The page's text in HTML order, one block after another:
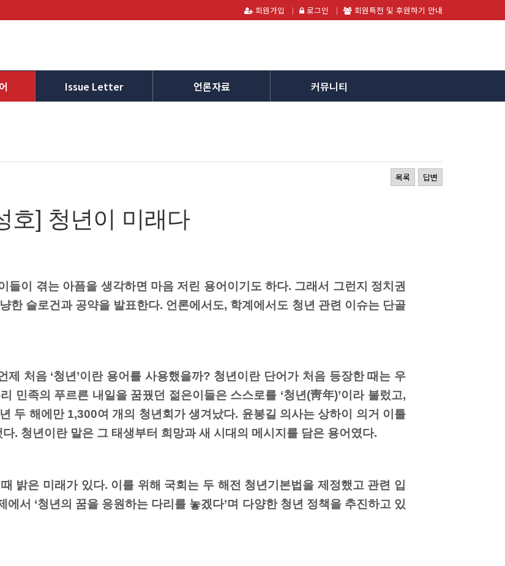
회원가입 로그인 회원특전 및 후원하기 안내
Issue Letter 언론자료 커뮤니티
목록 답변
호] 청년이 미래다
들이 겪는 아픔을 생각하면 마음 저린 용어이기도 하다. 그래서 그런지 정치권
한 슬로건과 공약을 발표한다. 언론에서도, 학계에서도 청년 관련 이슈는 단골
처음 ‘청년’이란 용어를 사용했을까? 청년이란 단어가 처음 등장한 때는 우
민족의 푸르른 내일을 꿈꿨던 젊은이들은 스스로를 ‘청년(靑年)’이라 불렀고,
두 해에만 1,300여 개의 청년회가 생겨났다. 윤봉길 의사는 상하이 의거 이틀
. 청년이란 말은 그 태생부터 희망과 새 시대의 메시지를 담은 용어였다.
밝은 미래가 있다. 이를 위해 국회는 두 해전 청년기본법을 제정했고 관련 입
서 ‘청년의 꿈을 응원하는 다리를 놓겠다’며 다양한 청년 정책을 추진하고 있